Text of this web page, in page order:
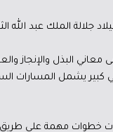
جلالة الملك عبد
البذل والإنجاز
يشمل المسارات
مهمة على طريق